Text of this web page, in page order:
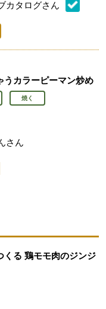
カタログさん
ト：
うカラーピーマン炒め
焼く
さん
ト：
くる 鶏モモ肉のジンジ